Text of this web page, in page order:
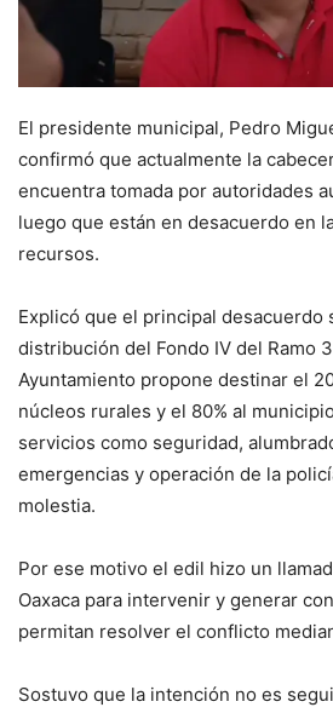
El presidente municipal, Pedro
confirmó que actualmente la
encuentra tomada por autoridades
luego que están en desacuerdo en
recursos.
Explicó que el principal desacuerdo
distribución del Fondo IV del Ramo
Ayuntamiento propone destinar el
núcleos rurales y el 80% al
servicios como seguridad,
emergencias y operación de la
molestia.
Por ese motivo el edil hizo un
Oaxaca para intervenir y generar
permitan resolver el conflicto
Sostuvo que la intención no es